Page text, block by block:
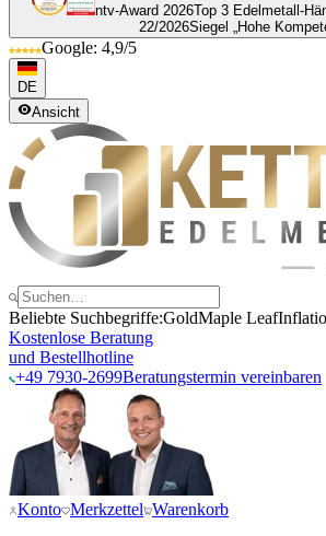
ntv-Award 2026Top 3 Edelmetall-
22/2026Siegel „Hohe
Google: 4,9/5
DE
Ansicht
Beliebte Suchbegriffe:GoldMaple Leaf
Kostenlose Beratung
und Bestellhotline
+49 7930-2699Beratungstermin vereinbaren
Konto Merkzettel Warenkorb